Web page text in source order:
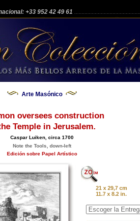
+33 952 42 49 61
Arte Masónico
oversees construction
Temple in Jerusalem.
Caspar Luiken, circa 1700
Note the Tools, down-left
Edición sobre Papel Artístico
21 x 29,7 cm
11.7 x 8.2 in.